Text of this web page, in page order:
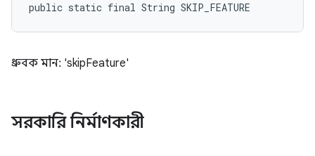
public static final String SKIP_FEATURE
ধ্রুবক মান: 'skipFeature'
সরকারি নির্মাণকারী